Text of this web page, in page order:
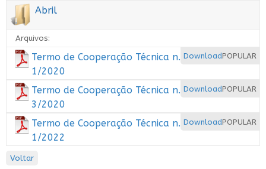
Abril
Arquivos:
POPULAR
Download
Termo de Cooperação Técnica n.
1/2020
POPULAR
Download
Termo de Cooperação Técnica n.
3/2020
POPULAR
Download
Termo de Cooperação Técnica n.
1/2022
Voltar